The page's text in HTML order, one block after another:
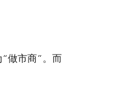
做市商”。而